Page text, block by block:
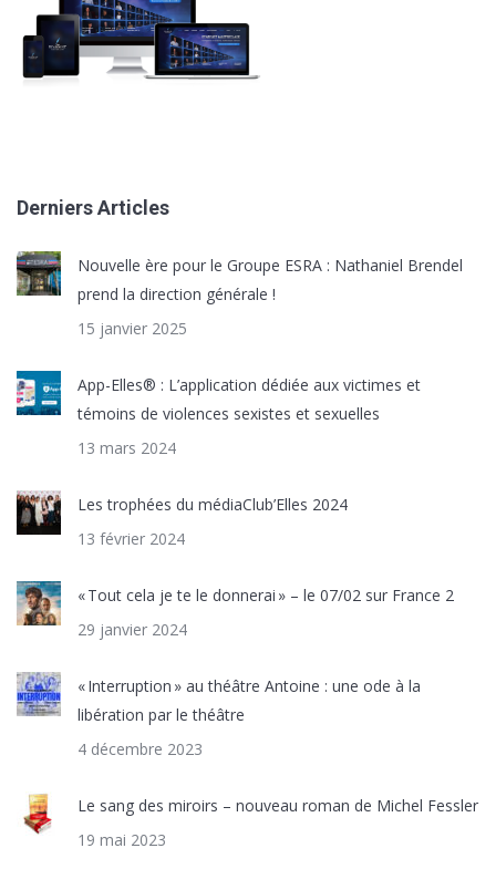
Derniers Articles
Nouvelle ère pour le Groupe ESRA : Nathaniel Brendel
prend la direction générale !
15 janvier 2025
App-Elles® : L’application dédiée aux victimes et
témoins de violences sexistes et sexuelles
13 mars 2024
Les trophées du médiaClub’Elles 2024
13 février 2024
« Tout cela je te le donnerai » – le 07/02 sur France 2
29 janvier 2024
« Interruption » au théâtre Antoine : une ode à la
libération par le théâtre
4 décembre 2023
Le sang des miroirs – nouveau roman de Michel Fessler
19 mai 2023